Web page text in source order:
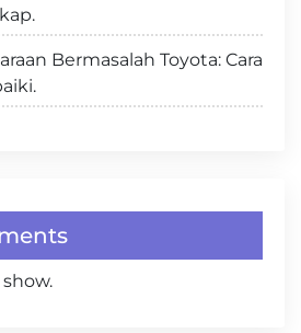
Bermasalah Toyota: Cara